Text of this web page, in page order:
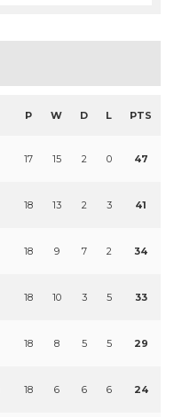
P W D L PTS
17 15 2 0 47
18 13 2 3 41
18 9 7 2 34
18 10 3 5 33
18 8 5 5 29
18 6 6 6 24